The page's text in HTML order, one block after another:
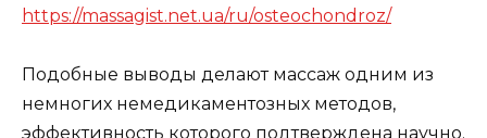
https://massagist.net.ua/ru/osteochondroz/
Подобные выводы делают массаж одним из
немногих немедикаментозных методов,
эффективность которого подтверждена научно.